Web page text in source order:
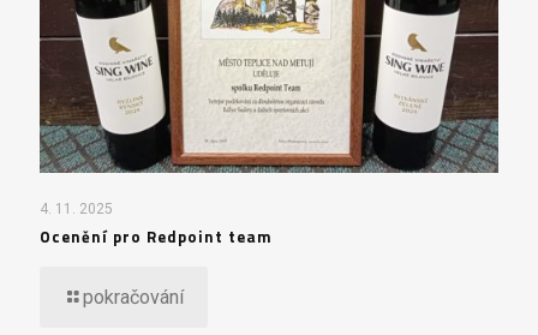
4. 11. 2025
Ocenění pro Redpoint team
pokračování